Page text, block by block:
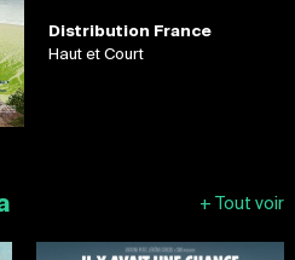
Distribution France
Haut et Court